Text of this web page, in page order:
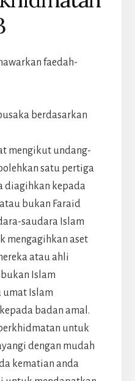
faedah-
berdasarkan
mengikut undang-
satu pertiga
diagihkan kepada
bukan Faraid
saudara Islam
mengagihkan aset
atau ahli
Islam
umat Islam
badan amal.
untuk
dengan mudah
kematian anda